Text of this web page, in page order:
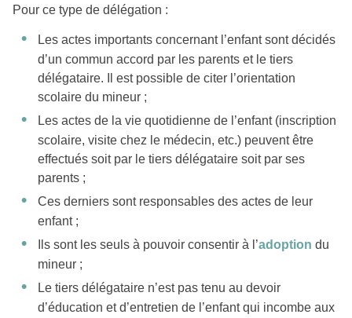
Pour ce type de délégation :
Les actes importants concernant l’enfant sont décidés
d’un commun accord par les parents et le tiers
délégataire. Il est possible de citer l’orientation
scolaire du mineur ;
Les actes de la vie quotidienne de l’enfant (inscription
scolaire, visite chez le médecin, etc.) peuvent être
effectués soit par le tiers délégataire soit par ses
parents ;
Ces derniers sont responsables des actes de leur
enfant ;
Ils sont les seuls à pouvoir consentir à l’adoption du
mineur ;
Le tiers délégataire n’est pas tenu au devoir
d’éducation et d’entretien de l’enfant qui incombe aux